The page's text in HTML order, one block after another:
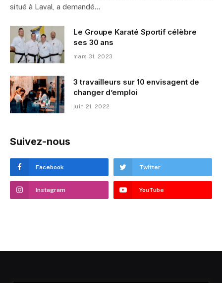
situé à Laval, a demandé…
Le Groupe Karaté Sportif célèbre
ses 30 ans
mars 31, 2023
3 travailleurs sur 10 envisagent de
changer d’emploi
juin 21, 2022
Suivez-nous
Facebook Twitter
Instagram YouTube